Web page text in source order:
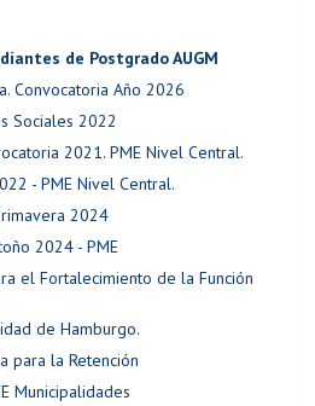
de Postgrado AUGM
Convocatoria Año 2026
Sociales 2022
2021. PME Nivel Central.
- PME Nivel Central.
2024
2024 - PME
el Fortalecimiento de la Función
de Hamburgo.
para la Retención
Municipalidades